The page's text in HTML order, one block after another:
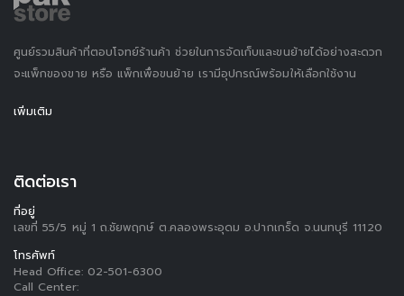
ศูนย์รวมสินค้าที่ตอบโจทย์ร้านค้า ช่วยในการจัดเก็บและขนย้ายได้อย่างสะดวก
จะแพ็กของขาย หรือ แพ็กเพื่อขนย้าย เรามีอุปกรณ์พร้อมให้เลือกใช้งาน
เพิ่มเติม
ติดต่อเรา
ที่อยู่
เลขที่ 55/5 หมู่ 1 ถ.ชัยพฤกษ์ ต.คลองพระอุดม อ.ปากเกร็ด จ.นนทบุรี 11120
โทรศัพท์
Head Office: 02-501-6300
Call Center: